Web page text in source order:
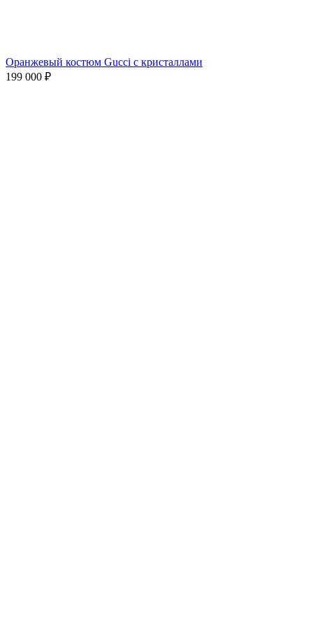
Оранжевый костюм Gucci с кристаллами
199 000 ₽